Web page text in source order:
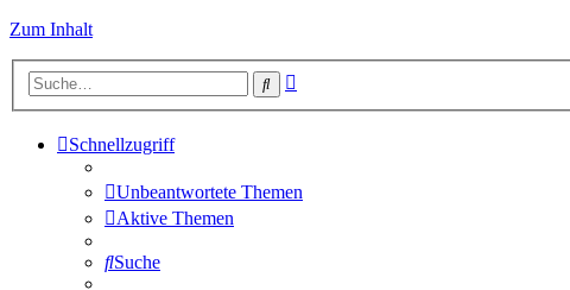
Zum Inhalt
Suche
Schnellzugriff
Unbeantwortete Themen
Aktive Themen
Suche